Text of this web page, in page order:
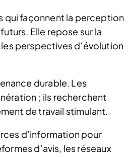
qui façonnent la perception
Elle repose sur la
perspectives d’évolution
durable. Les
; ils recherchent
de travail stimulant.
d’information pour
d’avis, les réseaux